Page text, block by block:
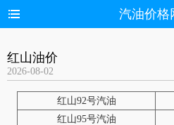
汽油价格
红山油价
2026-08-02
红山92号汽油
红山95号汽油